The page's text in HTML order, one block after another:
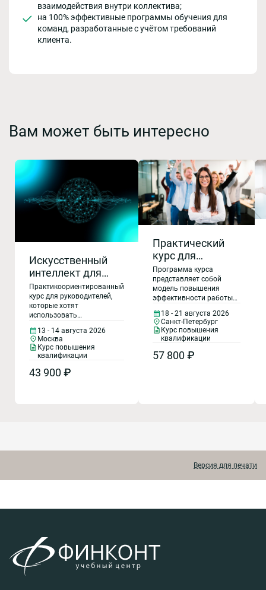
взаимодействия внутри коллектива;
на 100% эффективные программы обучения для
команд, разработанные с учётом требований
клиента.
Вам может быть интересно
Искусственный
интеллект для
руководителей: от
личной
эффективности к
бизнеса
Практикоориентированный
курс для руководителей,
которые хотят
использовать
как инструмент повышения
эффективности управления
и трансформации бизнес-
на доступных в России ИИ-
13 - 14 августа 2026
Москва
Курс повышения
квалификации
43 900 ₽
Практический
курс для
руководителей
структурных
подразделений:
эффективное
управление
структурным
подразделением.
Создание
Программа курса
представляет собой
модель повышения
эффективности работы
подразделения компании
в результате создания
единого стандарта
линейных руководителей
подчиненных. Отдельное
вопросам построения
работоспособной
18 - 21 августа 2026
Санкт-Петербург
Курс повышения
квалификации
57 800 ₽
Версия для печати